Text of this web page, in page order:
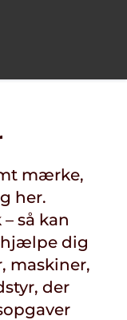
mærke,
her.
så kan
hjælpe dig
maskiner,
der